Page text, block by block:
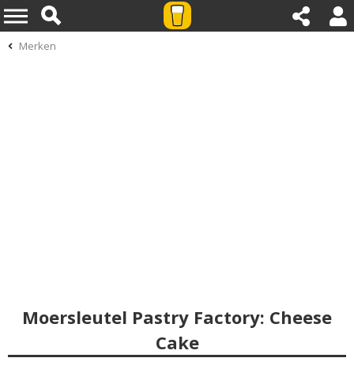
Merken
Moersleutel Pastry Factory: Cheese
Cake